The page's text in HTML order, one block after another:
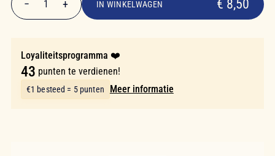
− 1 + IN WINKELWAGEN € 8,50
Loyaliteitsprogramma ❤️
43 punten te verdienen!
€1 besteed = 5 punten Meer informatie